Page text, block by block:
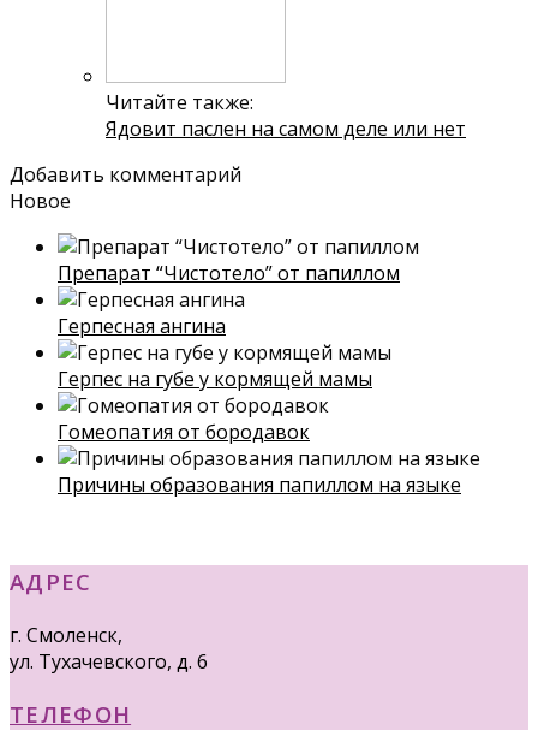
Читайте также:
Ядовит паслен на самом деле или нет
Добавить комментарий
Новое
Препарат “Чистотело” от папиллом
Герпесная ангина
Герпес на губе у кормящей мамы
Гомеопатия от бородавок
Причины образования папиллом на языке
АДРЕС
г. Смоленск,
ул. Тухачевского, д. 6
ТЕЛЕФОН